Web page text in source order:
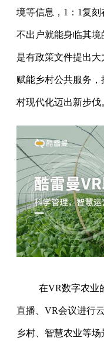
境等信息，1：1复
不出户就能身临其
是有政策文件提出
赋能乡村公共服务
村现代化迈出新步伐
在VR数字农业
直播、VR会议进行
乡村、智慧农业等